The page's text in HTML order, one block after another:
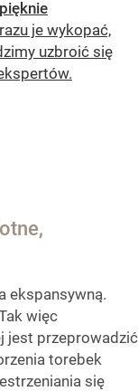
je wykopać,
uzbroić się
ekspansywną.
więc
jest przeprowadzić
torebek
się